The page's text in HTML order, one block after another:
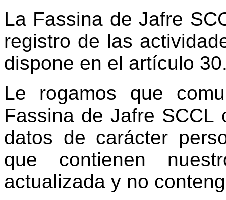
La Fassina de Jafre
registro de las
dispone en el artículo
Le rogamos que
Fassina de Jafre SCCL
datos de carácter
que contienen
actualizada y no